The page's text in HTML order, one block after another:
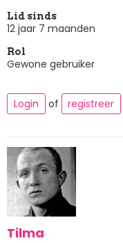
Lid sinds
12 jaar 7 maanden
Rol
Gewone gebruiker
Login of registreer
Tilma